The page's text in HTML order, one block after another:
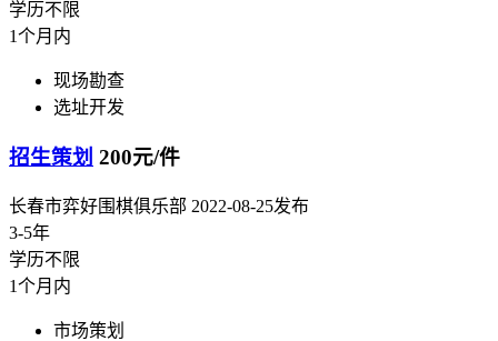
学历不限
1个月内
现场勘查
选址开发
招生策划 200元/件
长春市弈好围棋俱乐部 2022-08-25发布
3-5年
学历不限
1个月内
市场策划